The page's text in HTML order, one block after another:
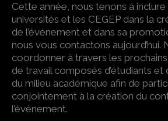
Cette année, nous tenons à
universités et les CEGEP dans la
de l’événement et dans sa
nous vous contactons aujourd’hui.
coordonner à travers les
de travail composés d’étudiants
du milieu académique afin de
conjointement à la création du
l’événement.